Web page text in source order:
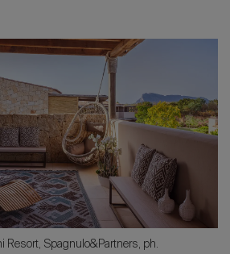
Resort, Spagnulo&Partners, ph.